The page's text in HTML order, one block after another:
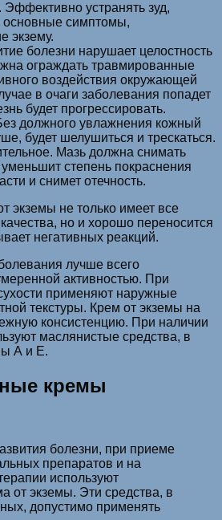
устранять зуд,
симптомы,
экзему.
болезни нарушает целостность
ограждать травмированные
воздействия окружающей
в очаги заболевания попадет
будет прогрессировать.
должного увлажнения кожный
будет шелушиться и трескаться.
Мазь должна снимать
степень покраснения
и снимет отечность.
экземы не только имеет все
но и хорошо переносится
негативных реакций.
лучше всего
активностью. При
применяют наружные
текстуры. Крем от экземы на
консистенцию. При наличии
маслянистые средства, в
А и Е.
кремы
болезни, при приеме
препаратов и на
используют
от экземы. Эти средства, в
допустимо применять